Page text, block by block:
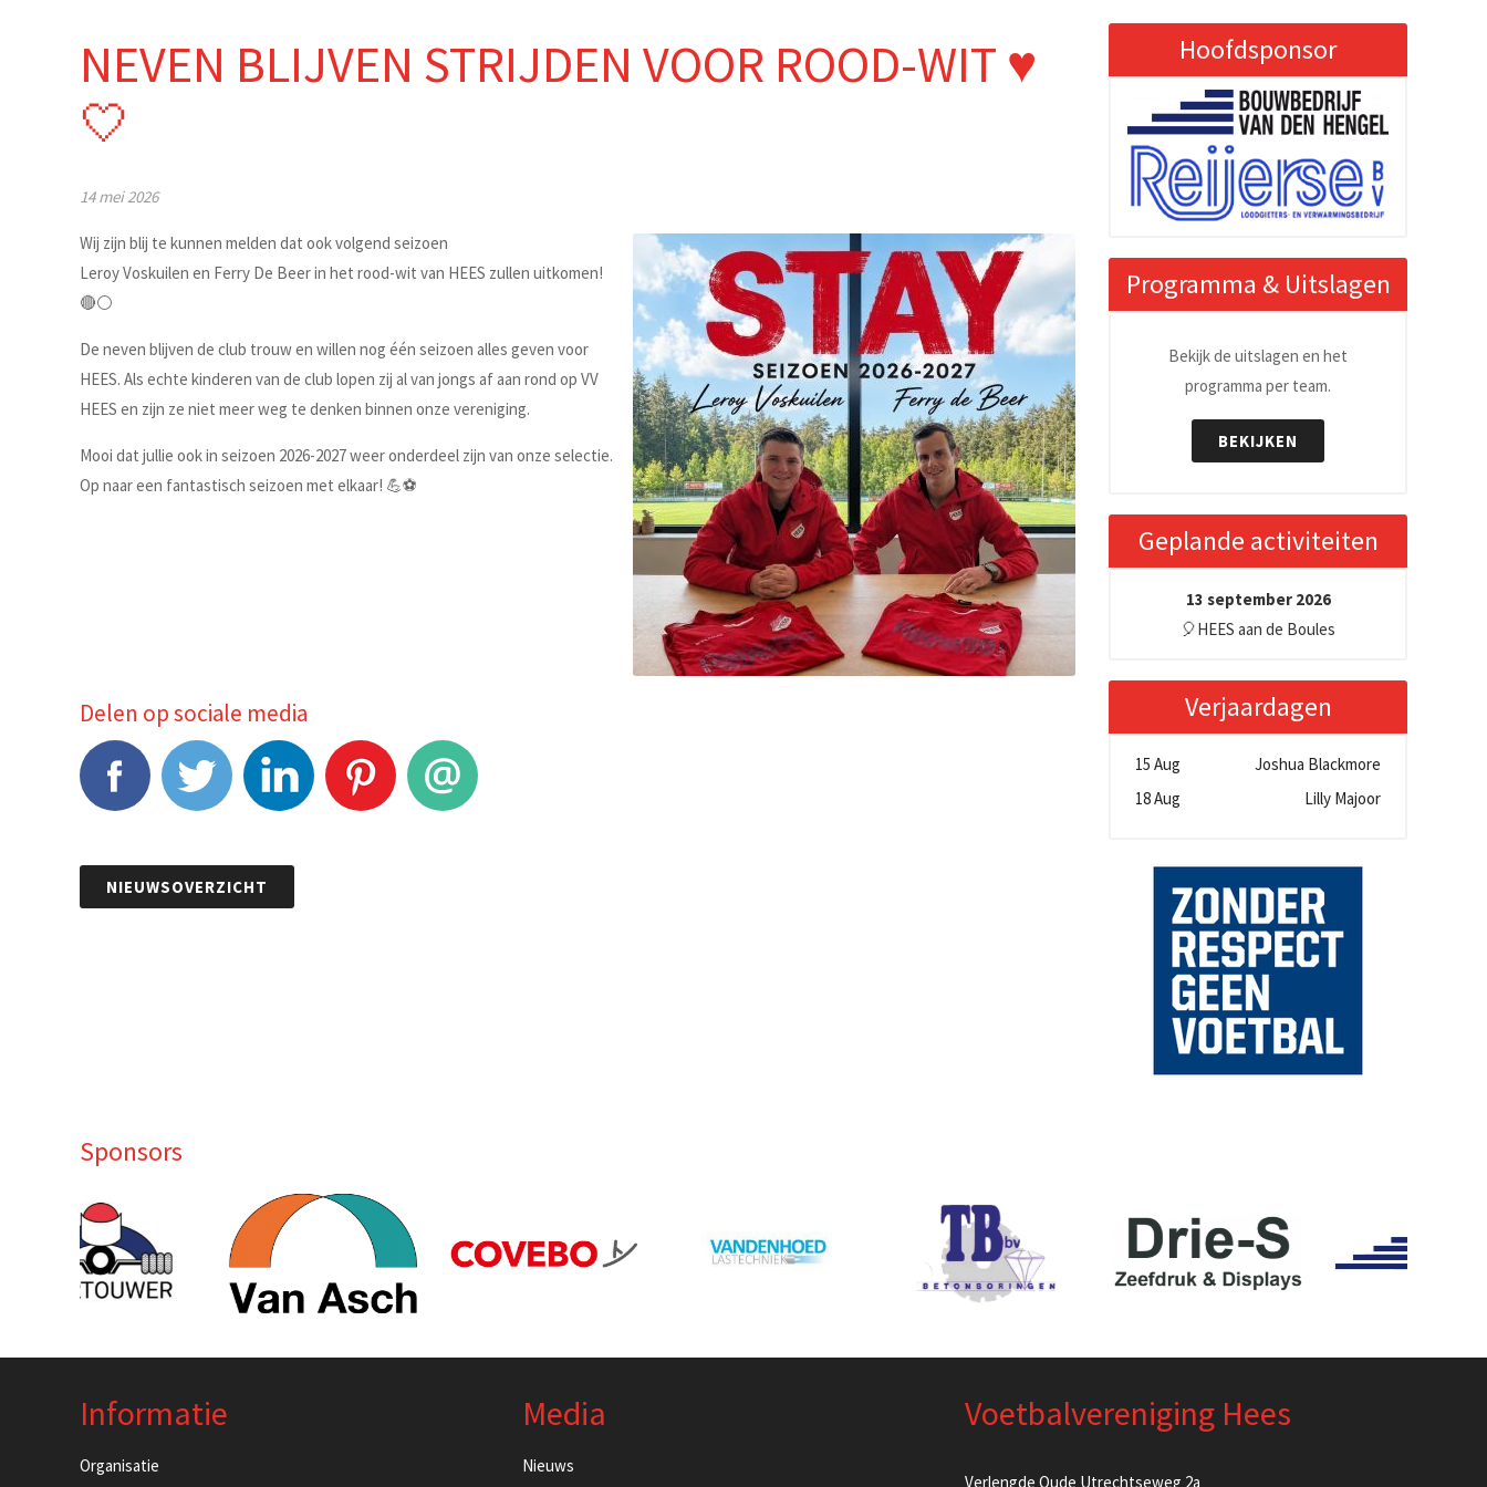
NEVEN BLIJVEN STRIJDEN VOOR ROOD-WIT ♥️
🤍
14 mei 2026
Wij zijn blij te kunnen melden dat ook volgend seizoen
Leroy Voskuilen en Ferry De Beer in het rood-wit van HEES zullen uitkomen!
🔴⚪️
De neven blijven de club trouw en willen nog één seizoen alles geven voor
HEES. Als echte kinderen van de club lopen zij al van jongs af aan rond op VV
HEES en zijn ze niet meer weg te denken binnen onze vereniging.
Mooi dat jullie ook in seizoen 2026-2027 weer onderdeel zijn van onze selectie.
Op naar een fantastisch seizoen met elkaar! 💪⚽
Delen op sociale media
NIEUWSOVERZICHT
Hoofdsponsor
Programma & Uitslagen
Bekijk de uitslagen en het
programma per team.
BEKIJKEN
Geplande activiteiten
13 september 2026
🎈HEES aan de Boules
Verjaardagen
15 Aug
Joshua Blackmore
18 Aug
Lilly Majoor
Sponsors
Informatie
Organisatie
Media
Nieuws
Voetbalvereniging Hees
Verlengde Oude Utrechtseweg 2a